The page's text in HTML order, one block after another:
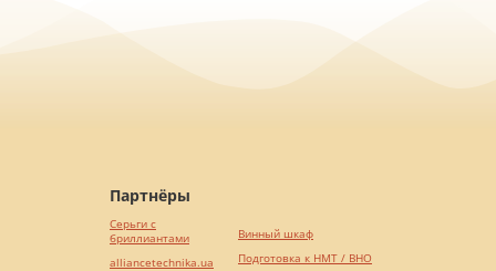
Партнёры
Серьги с
бриллиантами
alliancetechnika.ua
Винный шкаф
Подготовка к НМТ / ВНО